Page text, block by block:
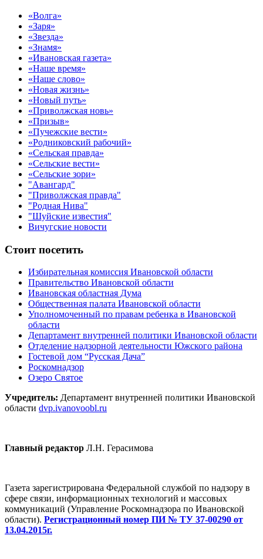
«Волга»
«Заря»
«Звезда»
«Знамя»
«Ивановская газета»
«Наше время»
«Наше слово»
«Новая жизнь»
«Новый путь»
«Приволжская новь»
«Призыв»
«Пучежские вести»
«Родниковский рабочий»
«Сельская правда»
«Сельские вести»
«Сельские зори»
"Авангард"
"Приволжская правда"
"Родная Нива"
"Шуйские известия"
Вичугские новости
Стоит посетить
Избирательная комиссия Ивановской области
Правительство Ивановской области
Ивановская областная Дума
Общественная палата Ивановской области
Уполномоченный по правам ребенка в Ивановской
области
Департамент внутренней политики Ивановской области
Отделение надзорной деятельности Южского района
Гостевой дом “Русская Дача”
Роскомнадзор
Озеро Святое
Учредитель: Департамент внутренней политики Ивановской
области dvp.ivanovoobl.ru
Главный редактор Л.Н. Герасимова
Газета зарегистрирована Федеральной службой по надзору в
сфере связи, информационных технологий и массовых
коммуникаций (Управление Роскомнадзора по Ивановской
области). Регистрационный номер ПИ № ТУ 37-00290 от
13.04.2015г.